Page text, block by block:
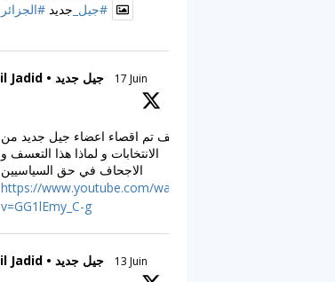
#جيل_ جديد#الجزائر
Jil Jadid • جيل جديد 17 Juin
كيف تم اقصاء اعضاء جيل جديد من
الانتخابات و لماذا هذا التعسف و
الاجحاف في حق السياسيين
https://www.youtube.com/watch?
v=GG1lEmy_C-g
Jil Jadid • جيل جديد 13 Juin